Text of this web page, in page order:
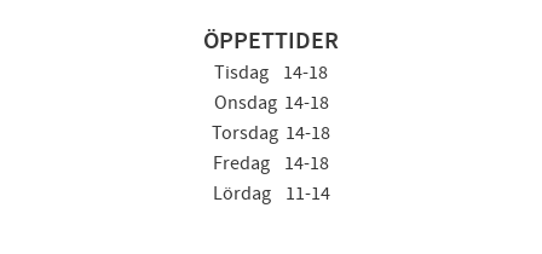
ÖPPETTIDER
Tisdag 14-18
Onsdag 14-18
Torsdag 14-18
Fredag 14-18
Lördag 11-14